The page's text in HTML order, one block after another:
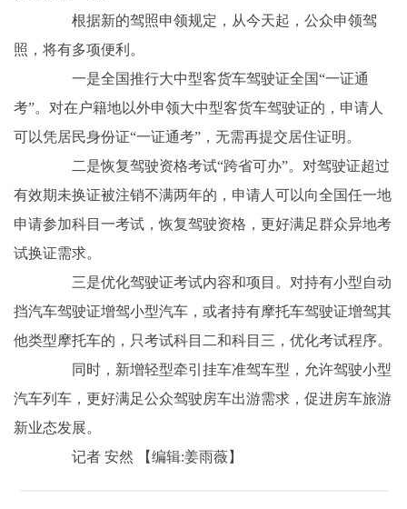
根据新的驾照申领规定，从今天起，公众申领驾
照，将有多项便利。
一是全国推行大中型客货车驾驶证全国“一证通
考”。对在户籍地以外申领大中型客货车驾驶证的，申请人
可以凭居民身份证“一证通考”，无需再提交居住证明。
二是恢复驾驶资格考试“跨省可办”。对驾驶证超过
有效期未换证被注销不满两年的，申请人可以向全国任一地
申请参加科目一考试，恢复驾驶资格，更好满足群众异地考
试换证需求。
三是优化驾驶证考试内容和项目。对持有小型自动
挡汽车驾驶证增驾小型汽车，或者持有摩托车驾驶证增驾其
他类型摩托车的，只考试科目二和科目三，优化考试程序。
同时，新增轻型牵引挂车准驾车型，允许驾驶小型
汽车列车，更好满足公众驾驶房车出游需求，促进房车旅游
新业态发展。
记者 安然
【编辑:姜雨薇】